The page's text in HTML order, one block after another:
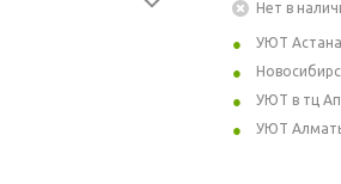
Нет в
УЮТ Астана
УЮТ в тц
УЮТ